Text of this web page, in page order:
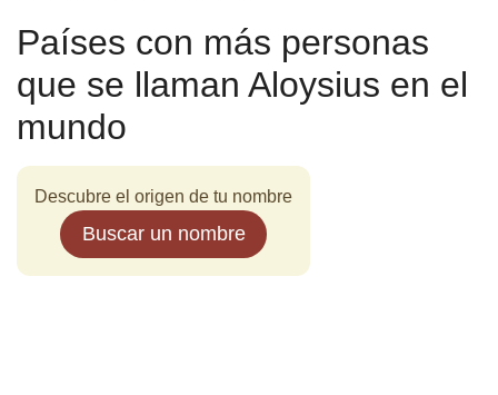
Países con más personas
que se llaman Aloysius en el
mundo
Descubre el origen de tu nombre
Buscar un nombre